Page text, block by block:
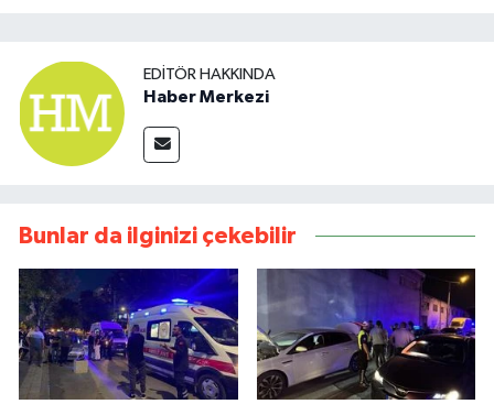
EDITÖR HAKKINDA
Haber Merkezi
Bunlar da ilginizi çekebilir